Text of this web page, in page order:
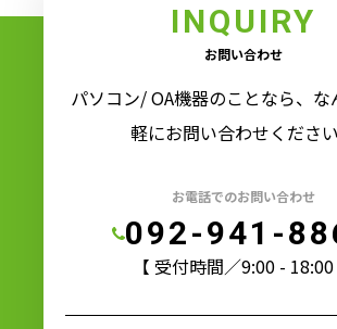
INQUIRY
お問い合わせ
パソコン/ OA機器のことなら、な
軽にお問い合わせください
お電話でのお問い合わせ
092-941-
【 受付時間／9:00 - 18:00